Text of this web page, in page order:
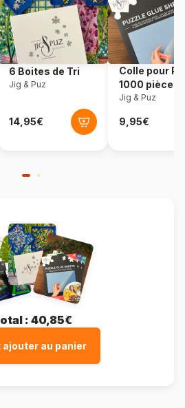
1000 pièces
67 x 49 cm
6 Boites de Tri
Jig & Puz
Colle pour
1000 pièces
Jig & Puz
: 40,85€
ajouter au panier